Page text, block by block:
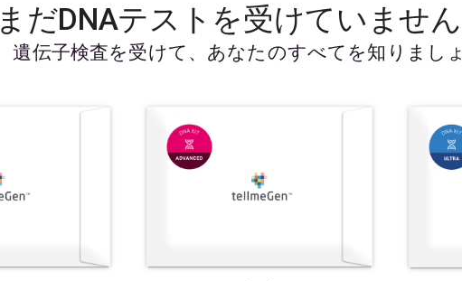
まだDNAテストを受けていませ
遺伝子検査を受けて、あなたのすべてを知りましょ